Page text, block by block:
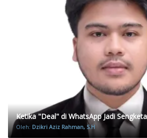
Ketika "Deal" di WhatsApp Jadi
Oleh: Dzikri Aziz Rahman, S.H